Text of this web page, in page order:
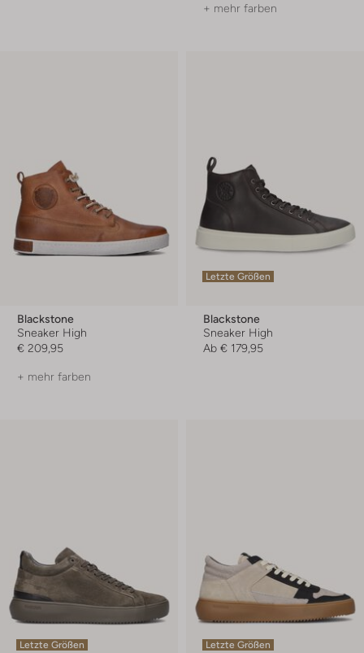
+ mehr farben
Blackstone
Sneaker High
€ 209,95
+ mehr farben
Letzte Größen
Blackstone
Sneaker High
Ab € 179,95
Letzte Größen Letzte Größen